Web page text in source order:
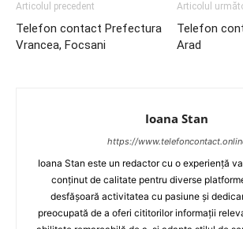
Articolul precedent
Telefon contact Prefectura
Vrancea, Focsani
Articolul
Telefon
Arad
Ioana Stan
https://
Ioana Stan este un redactor cu o experiență
conținut de calitate pentru diverse
desfășoară activitatea cu pasiune și
preocupată de a oferi cititorilor informații